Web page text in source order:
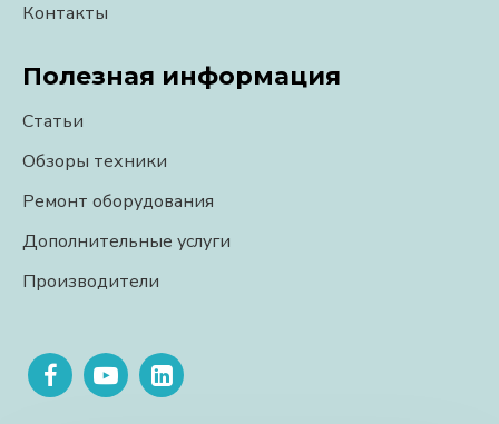
Контакты
Полезная информация
Статьи
Обзоры техники
Ремонт оборудования
Дополнительные услуги
Производители